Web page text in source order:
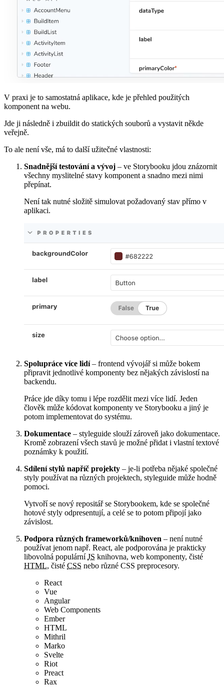
V praxi je to samostatná aplikace, kde je přehled použitých
komponent na webu.
Jde ji následně i zbuildit do statických souborů a vystavit někde
veřejně.
To ale není vše, má to další užitečné vlastnosti:
Snadnější testování a vývoj – ve Storybooku jdou znázornit
všechny myslitelné stavy komponent a snadno mezi nimi
přepínat.
Není tak nutné složitě simulovat požadovaný stav přímo v
aplikaci.
Spolupráce více lidí– frontend vývojář si může bokem
připravit jednotlivé komponenty bez nějakých závislostí na
backendu.
Práce jde díky tomu i lépe rozdělit mezi více lidí. Jeden
člověk může kódovat komponenty ve Storybooku a jiný je
potom implementovat do systému.
Dokumentace – styleguide slouží zároveň jako dokumentace.
Kromě zobrazení všech stavů je možné přidat i vlastní textové
poznámky k použití.
Sdílení stylů napříč projekty – je-li potřeba nějaké společné
styly používat na různých projektech, styleguide může hodně
pomoci.
Vytvoří se nový repositář se Storybookem, kde se společné
hotové styly odpresentují, a celé se to potom připojí jako
závislost.
Podpora různých frameworků/knihoven – není nutné
používat jenom např. React, ale podporována je prakticky
libovolná populárníJS knihovna, web komponenty, čisté
HTML, čisté CSS nebo různé CSS preprocesory.
React
Vue
Angular
Web Components
Ember
HTML
Mithril
Marko
Svelte
Riot
Preact
Rax